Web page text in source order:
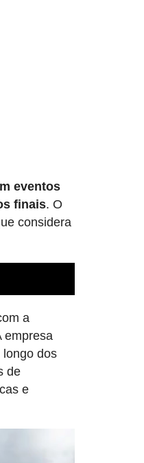
eventos
finais. O
considera
a
empresa
longo dos
de
e